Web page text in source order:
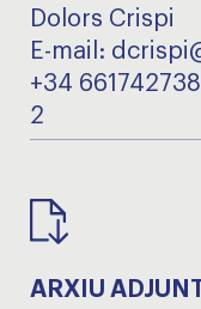
Dolors Crispi
E-mail:
+34 661742738
2
ARXIU